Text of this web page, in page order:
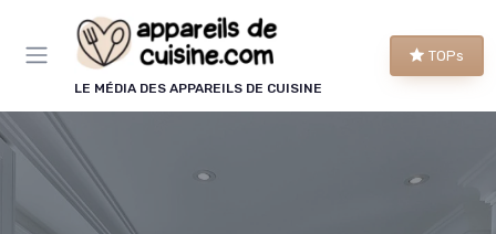
LE MÉDIA DES APPAREILS DE CUISINE
TOPs
Panneau de gestion des cookies